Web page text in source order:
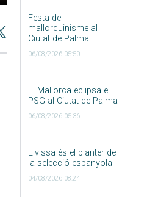
Festa del
mallorquinisme al
Ciutat de Palma
06/08/2026 05:50
El Mallorca eclipsa el
PSG al Ciutat de Palma
06/08/2026 05:36
Eivissa és el planter de
la selecció espanyola
04/08/2026 08:24